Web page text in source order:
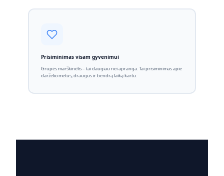
Prisiminimas visam gyvenimui
Grupės marškinėlis – tai daugiau nei apranga. Tai prisiminimas apie
darželio metus, draugus ir bendrą laiką kartu.